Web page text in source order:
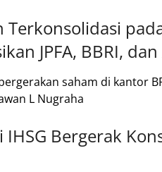
Terkonsolidasi
JPFA, BBRI, dan
Bergerak